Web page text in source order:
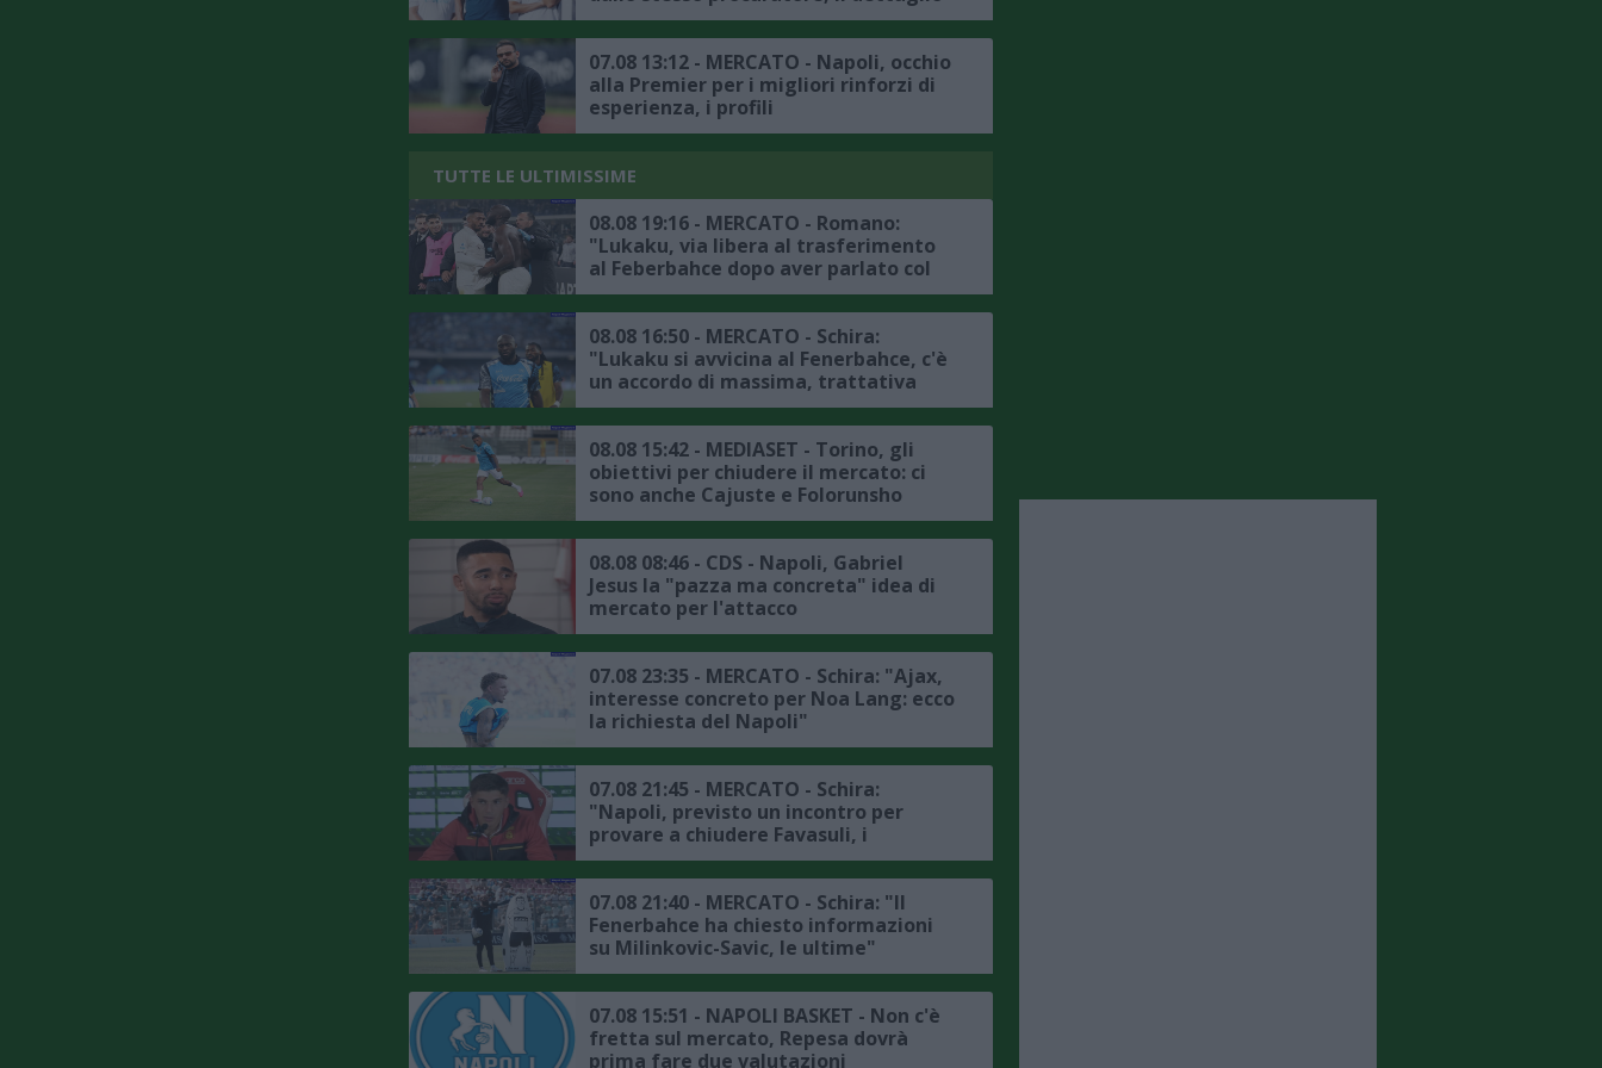
07.08 13:12 - MERCATO - Napoli, occhio
alla Premier per i migliori rinforzi di
esperienza, i profili
TUTTE LE ULTIMISSIME
08.08 19:16 - MERCATO - Romano:
"Lukaku, via libera al trasferimento
al Feberbahce dopo aver parlato col
presidente, ora la trattativa col
Napoli"
08.08 16:50 - MERCATO - Schira:
"Lukaku si avvicina al Fenerbahce, c'è
un accordo di massima, trattativa
avanzata tra il club turco e il Napoli"
08.08 15:42 - MEDIASET - Torino, gli
obiettivi per chiudere il mercato: ci
sono anche Cajuste e Folorunsho
08.08 08:46 - CDS - Napoli, Gabriel
Jesus la "pazza ma concreta" idea di
mercato per l'attacco
07.08 23:35 - MERCATO - Schira: "Ajax,
interesse concreto per Noa Lang: ecco
la richiesta del Napoli"
07.08 21:45 - MERCATO - Schira:
"Napoli, previsto un incontro per
provare a chiudere Favasuli, i
dettagli"
07.08 21:40 - MERCATO - Schira: "Il
Fenerbahce ha chiesto informazioni
su Milinkovic-Savic, le ultime"
07.08 15:51 - NAPOLI BASKET - Non c'è
fretta sul mercato, Repesa dovrà
prima fare due valutazioni